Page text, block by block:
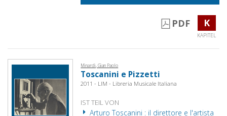
PDF K
KAPITEL
Minardi, Gian Paolo
Toscanini e Pizzetti
2011 - LIM - Libreria Musicale Italiana
IST TEIL VON
Arturo Toscanini : il direttore e l'artista